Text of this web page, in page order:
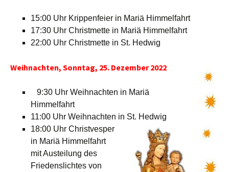
15:00 Uhr Krippenfeier in Mariä Himmelfahrt
17:30 Uhr Christmette in Mariä Himmelfahrt
22:00 Uhr Christmette in St. Hedwig
Weihnachten, Sonntag, 25. Dezember 2022
9:30 Uhr Weihnachten in Mariä
Himmelfahrt
11:00 Uhr Weihnachten in St. Hedwig
18:00 Uhr Christvesper
in Mariä Himmelfahrt
mit Austeilung des
Friedenslichtes von